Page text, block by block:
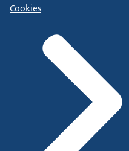
Cookies